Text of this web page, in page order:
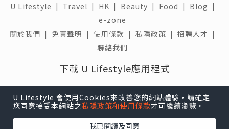
U Lifestyle | Travel | HK | Beauty | Food | Blog |
e-zone
關於我們 | 免責聲明 | 使用條款 | 私隱政策 | 招聘人才 |
聯絡我們
下載 U Lifestyle應用程式
U Lifestyle 會使用Cookies來改善您的網站體驗，請確定
您同意接受本網站之私隱政策和使用條款才可繼續瀏覽。
我已閱讀及同意